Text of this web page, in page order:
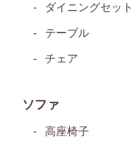
ダイニングセット
テーブル
チェア
ソファ
高座椅子